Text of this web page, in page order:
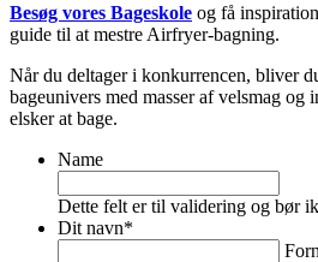
Besøg vores Bageskole og få
guide til at mestre Airfryer-bagning.
Når du deltager i konkurrencen, bliver
bageunivers med masser af velsmag og
elsker at bage.
Name
Dette felt er til validering og bør
Dit navn*